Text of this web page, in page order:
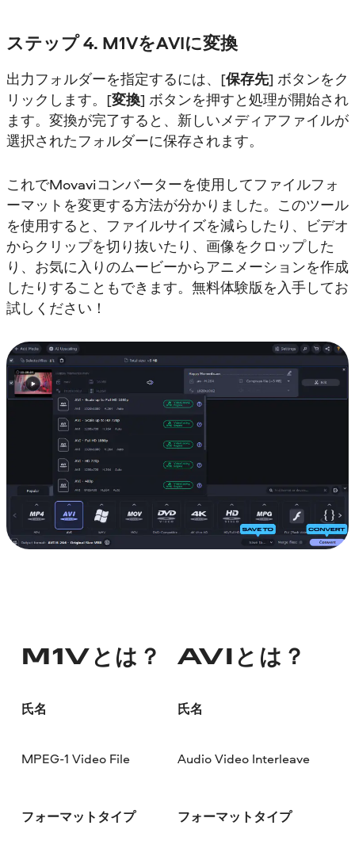
ステップ 4. M1VをAVIに変換
出力フォルダーを指定するには、[保存先] ボタンをク
リックします。[変換] ボタンを押すと処理が開始され
ます。変換が完了すると、新しいメディアファイルが
選択されたフォルダーに保存されます。
これでMovaviコンバーターを使用してファイルフォ
ーマットを変更する方法が分かりました。このツール
を使用すると、ファイルサイズを減らしたり、ビデオ
からクリップを切り抜いたり、画像をクロップした
り、お気に入りのムービーからアニメーションを作成
したりすることもできます。無料体験版を入手してお
試しください！
M1Vとは？
氏名
MPEG-1 Video File
フォーマットタイプ
AVIとは？
氏名
Audio Video Interleave
フォーマットタイプ